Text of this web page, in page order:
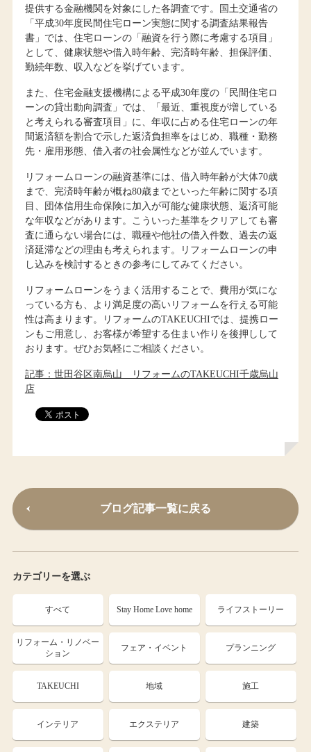
提供する金融機関を対象にした各調査です。国土交通省の
「平成30年度民間住宅ローン実態に関する調査結果報告
書」では、住宅ローンの「融資を行う際に考慮する項目」
として、健康状態や借入時年齢、完済時年齢、担保評価、
勤続年数、収入などを挙げています。
また、住宅金融支援機構による平成30年度の「民間住宅ロ
ーンの貸出動向調査」では、「最近、重視度が増している
と考えられる審査項目」に、年収に占める住宅ローンの年
間返済額を割合で示した返済負担率をはじめ、職種・勤務
先・雇用形態、借入者の社会属性などが並んでいます。
リフォームローンの融資基準には、借入時年齢が大体70歳
まで、完済時年齢が概ね80歳までといった年齢に関する項
目、団体信用生命保険に加入が可能な健康状態、返済可能
な年収などがあります。こういった基準をクリアしても審
査に通らない場合には、職種や他社の借入件数、過去の返
済延滞などの理由も考えられます。リフォームローンの申
し込みを検討するときの参考にしてみてください。
リフォームローンをうまく活用することで、費用が気にな
っている方も、より満足度の高いリフォームを行える可能
性は高まります。リフォームのTAKEUCHIでは、提携ロー
ンもご用意し、お客様が希望する住まい作りを後押しして
おります。ぜひお気軽にご相談ください。
記事：世田谷区南烏山 リフォームのTAKEUCHI千歳烏山
店
ブログ記事一覧に戻る
カテゴリーを選ぶ
すべて Stay Home Love home ライフストーリー
リフォーム・リノベー
ション
フェア・イベント プランニング
TAKEUCHI 地域 施工
インテリア エクステリア 建築